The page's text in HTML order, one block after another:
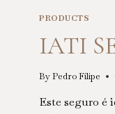
PRODUCTS
IATI
ByPedro Filipe
Este seguro é